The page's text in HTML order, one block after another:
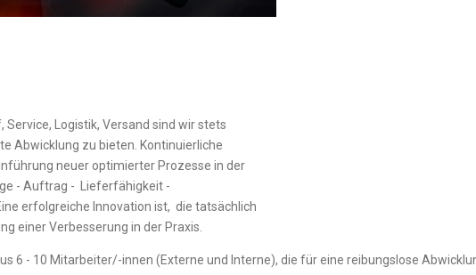
Service, Logistik, Versand sind wir stets
Abwicklung zu bieten. Kontinuierliche
neuer optimierter Prozesse in der
- Auftrag - Lieferfähigkeit -
erfolgreiche Innovation ist, die tatsächlich
einer Verbesserung in der Praxis.
6 - 10 Mitarbeiter/-innen (Externe und Interne), die für eine reibungslose